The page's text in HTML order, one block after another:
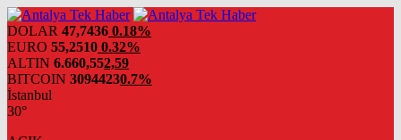
DOLAR 47,7436 0.18%
EURO 55,2510 0.32%
ALTIN 6.660,552,59
BITCOIN 30944230.7%
İstanbul
30°